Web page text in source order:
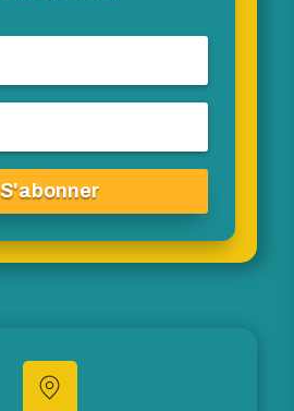
S'abonner